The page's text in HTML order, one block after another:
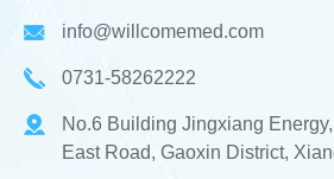
info@willcomemed.com
0731-58262222
No.6 Building Jingxiang
East Road, Gaoxin District,